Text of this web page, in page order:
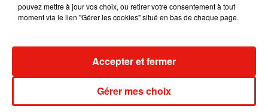
7 août 2026
Madonna sort enfin le remix de « Love
Sensation » avec Kylie Minogue
pouvez mettre à jour vos choix, ou retirer votre consentement à tout
moment via le lien "Gérer les cookies" situé en bas de chaque page.
Gérer mes choix
Accepter et fermer